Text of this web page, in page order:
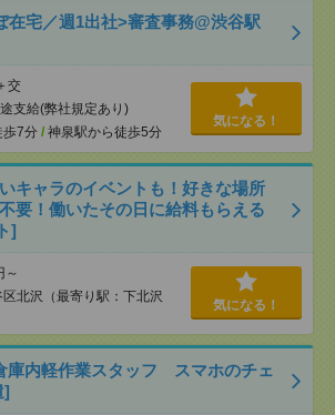
在宅／週1出社>審査事務@渋谷駅
交
支給(弊社規定あり)
歩7分 / 神泉駅から徒歩5分
気になる！
キャラのイベントも！好きな場所
要！働いたその日に給料もらえる
]
～
北沢（最寄り駅：下北沢
気になる！
庫内軽作業スタッフ スマホのチェ
]